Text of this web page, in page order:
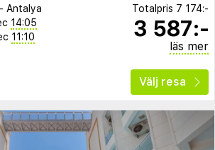
- Antalya
14:05
11:10
Totalpris 7 174:-
3 587:-
läs mer
Välj resa